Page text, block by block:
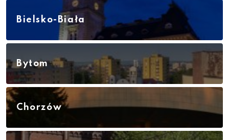
Bielsko-Biała
Bytom
Chorzów